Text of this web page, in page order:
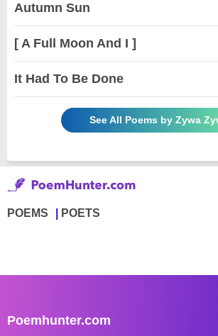
Autumn Sun
[ A Full Moon And I ]
It Had To Be Done
See All Poems by Zywa
POEMS POETS
Poemhunter.com